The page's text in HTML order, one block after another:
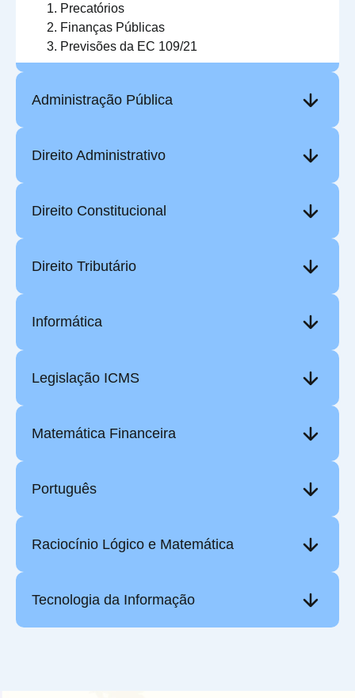
Precatórios
Finanças Públicas
Previsões da EC 109/21
Administração Pública
Direito Administrativo
Direito Constitucional
Direito Tributário
Informática
Legislação ICMS
Matemática Financeira
Português
Raciocínio Lógico e Matemática
Tecnologia da Informação